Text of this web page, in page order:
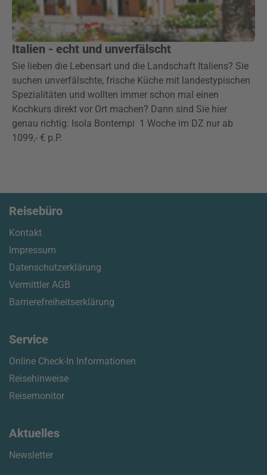
Italien - echt und unverfälscht
Sie lieben die Lebensart und die Landschaft Italiens? Sie
suchen unverfälschte, frische Küche mit landestypischen
Spezialitäten und wollten immer schon mal einen
Kochkurs direkt vor Ort machen? Dann sind Sie hier
genau richtig: Isola Bontempi 1 Woche im DZ nur ab
1099,- € p.P.
Reisebüro
Kontakt
Impressum
Datenschutzerklärung
Vermittler AGB
Barrierefreiheitserklärung
Service
Online Check-In Informationen
Reisehinweise
Reisemonitor
Aktuelles
Newsletter